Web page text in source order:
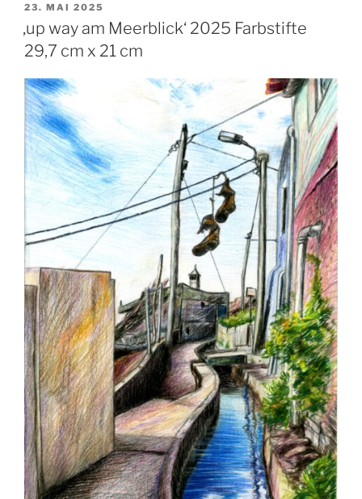
VERÖFFENTLICHT
23. MAI 2025
‚up way am Meerblick‘ 2025 Farbstifte
29,7 cm x 21 cm